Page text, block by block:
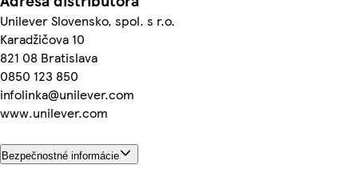
Unilever Slovensko, spol. s r.o.
Karadžičova 10
821 08 Bratislava
0850 123 850
infolinka@unilever.com
www.unilever.com
Bezpečnostné informácie